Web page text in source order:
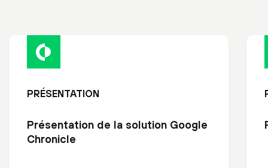
PRÉSENTATION
Présentation de la solution Google
Chronicle